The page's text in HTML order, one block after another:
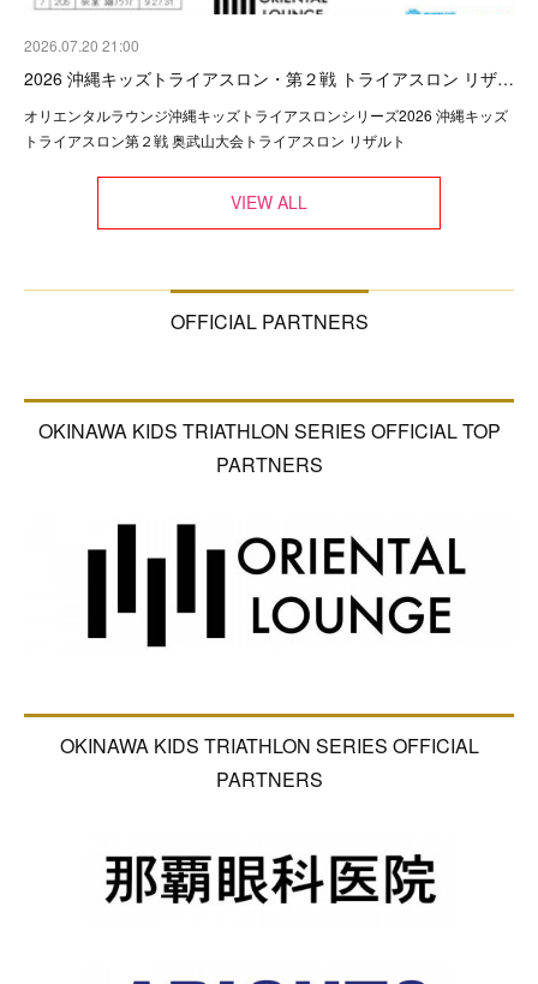
2026.07.20 21:00
2026 沖縄キッズトライアスロン・第２戦 トライアスロン リザ…
オリエンタルラウンジ沖縄キッズトライアスロンシリーズ2026 沖縄キッズ
トライアスロン第２戦 奥武山大会トライアスロン リザルト
VIEW ALL
OFFICIAL PARTNERS
OKINAWA KIDS TRIATHLON SERIES OFFICIAL TOP
PARTNERS
OKINAWA KIDS TRIATHLON SERIES OFFICIAL
PARTNERS